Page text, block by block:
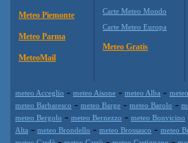
Meteo Piemonte
Meteo Parma
MeteoMail
Carte Meteo Mondo
Carte Meteo Europa
Meteo Gratis
meteo Acceglio - meteo Aisone - meteo Alba -
meteo Barbaresco - meteo Barge - meteo Barolo -
meteo Bergolo - meteo Bernezzo - meteo Bonvicino
Alta - meteo Brondello - meteo Brossasco - meteo